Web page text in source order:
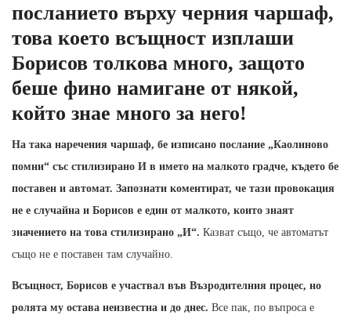
посланието върху черния чаршаф,
това което всъщност изплаши
Борисов толкова много, защото
беше фино намигане от някой,
който знае много за него!
На така наречения чаршаф, бе изписано послание „Каолиново
помни“ със стилизирано И в името на малкото градче, където бе
поставен и автомат. Запознати коментират, че тази провокация
не е случайна и Борисов е един от малкото, които знаят
значението на това стилизирано „И“. Казват също, че автоматът
също не е поставен там случайно.
Всъщност, Борисов е участвал във Възродителния процес, но
ролята му остава неизвестна и до днес. Все пак, по въпроса е